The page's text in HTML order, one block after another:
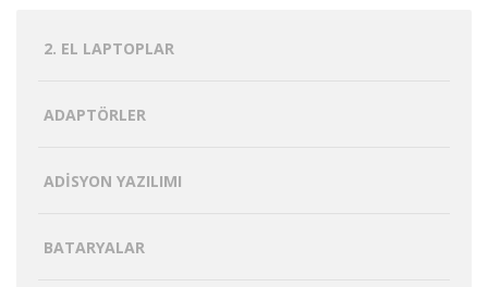
2. EL LAPTOPLAR
ADAPTÖRLER
ADISYON YAZILIMI
BATARYALAR